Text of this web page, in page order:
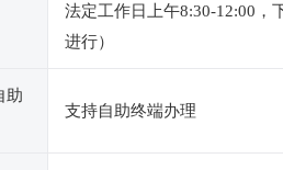
法定工作日上午8:30-12:00，
进行）
助
支持自助终端办理